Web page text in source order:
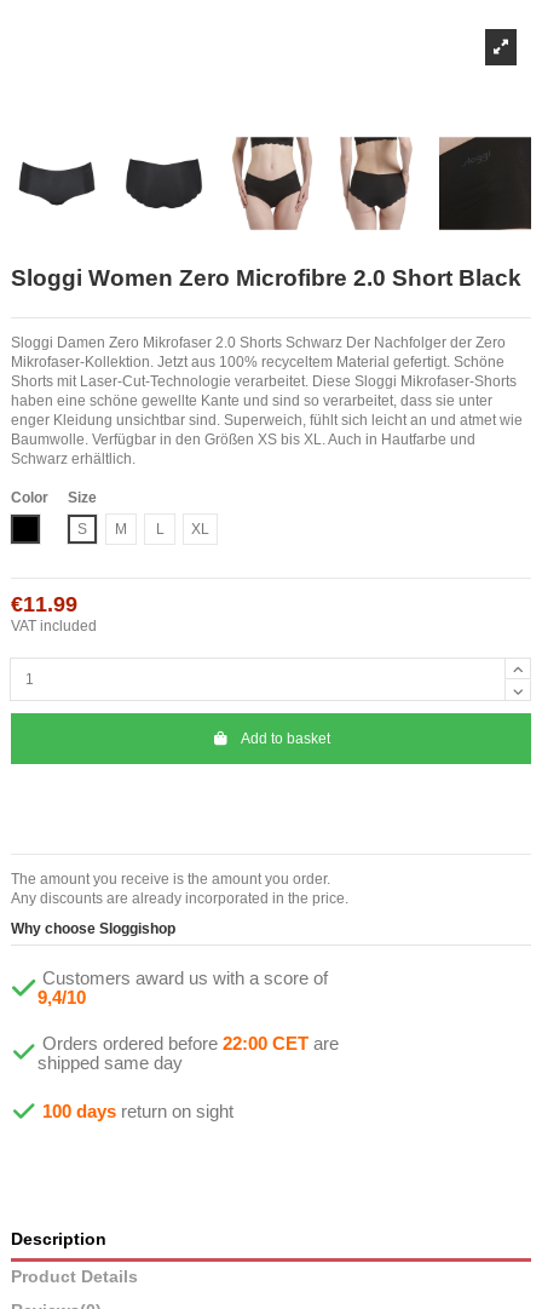
Sloggi Women Zero Microfibre 2.0 Short Black
Sloggi Damen Zero Mikrofaser 2.0 Shorts Schwarz Der Nachfolger der Zero
Mikrofaser-Kollektion. Jetzt aus 100% recyceltem Material gefertigt. Schöne
Shorts mit Laser-Cut-Technologie verarbeitet. Diese Sloggi Mikrofaser-Shorts
haben eine schöne gewellte Kante und sind so verarbeitet, dass sie unter
enger Kleidung unsichtbar sind. Superweich, fühlt sich leicht an und atmet wie
Baumwolle. Verfügbar in den Größen XS bis XL. Auch in Hautfarbe und
Schwarz erhältlich.
Color
Size
S
M L XL
€11.99
VAT included
Add to basket
The amount you receive is the amount you order.
Any discounts are already incorporated in the price.
Why choose Sloggishop
Customers award us with a score of
9,4/10
Orders ordered before 22:00 CET are
shipped same day
100 days return on sight
Description
Product Details